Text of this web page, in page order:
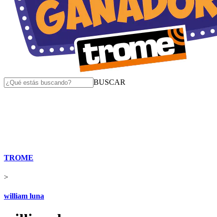
BUSCAR
TROME
>
william luna